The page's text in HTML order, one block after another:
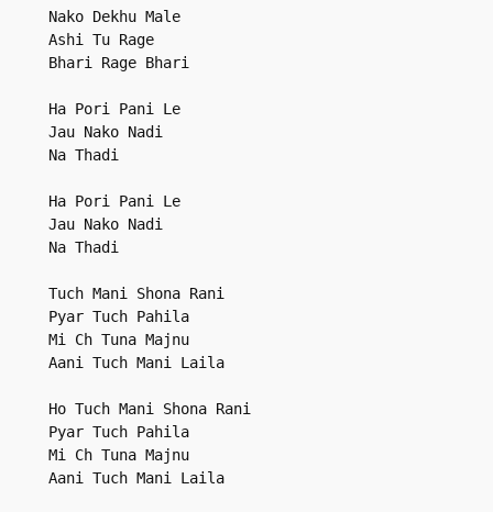
Nako Dekhu Male
Ashi Tu Rage
Bhari Rage Bhari
Ha Pori Pani Le
Jau Nako Nadi
Na Thadi
Ha Pori Pani Le
Jau Nako Nadi
Na Thadi
Tuch Mani Shona Rani
Pyar Tuch Pahila
Mi Ch Tuna Majnu
Aani Tuch Mani Laila
Ho Tuch Mani Shona Rani
Pyar Tuch Pahila
Mi Ch Tuna Majnu
Aani Tuch Mani Laila